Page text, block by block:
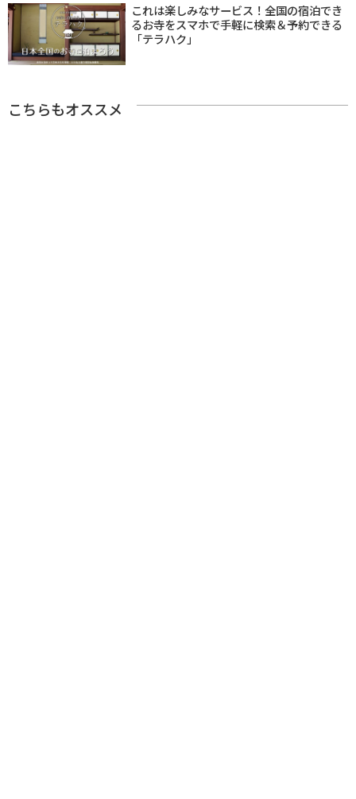
これは楽しみなサービス！全国の宿泊でき
るお寺をスマホで手軽に検索＆予約できる
「テラハク」
こちらもオススメ